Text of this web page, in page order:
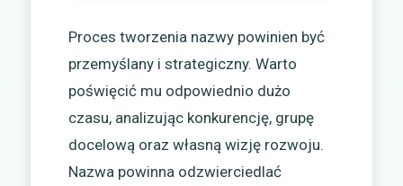
Proces tworzenia nazwy powinien być
przemyślany i strategiczny. Warto
poświęcić mu odpowiednio dużo
czasu, analizując konkurencję, grupę
docelową oraz własną wizję rozwoju.
Nazwa powinna odzwierciedlać